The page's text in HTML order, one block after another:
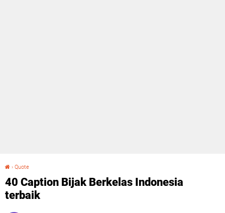
› Quote
40 Caption Bijak Berkelas Indonesia
terbaik